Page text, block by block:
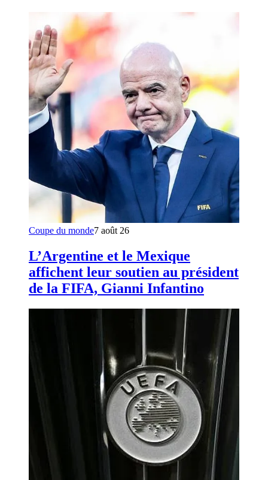
Coupe du monde7 août 26
L’Argentine et le Mexique
affichent leur soutien au président
de la FIFA, Gianni Infantino